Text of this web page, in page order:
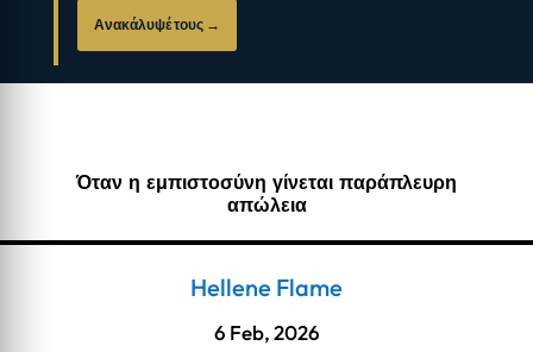
Ανακάλυψέ τους →
Όταν η εμπιστοσύνη γίνεται παράπλευρη
απώλεια
Hellene Flame
6 Feb, 2026